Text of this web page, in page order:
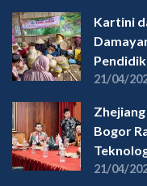
Kartini
21/04/
Zhejiang
Bogor
21/04/